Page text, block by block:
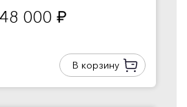
48 000 руб.
В корзину